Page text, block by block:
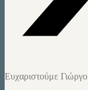
Ευχαριστούμε Γιώργο